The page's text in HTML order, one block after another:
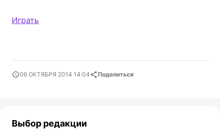
Играть
06 ОКТЯБРЯ 2014 14:04 Поделиться
Выбор редакции